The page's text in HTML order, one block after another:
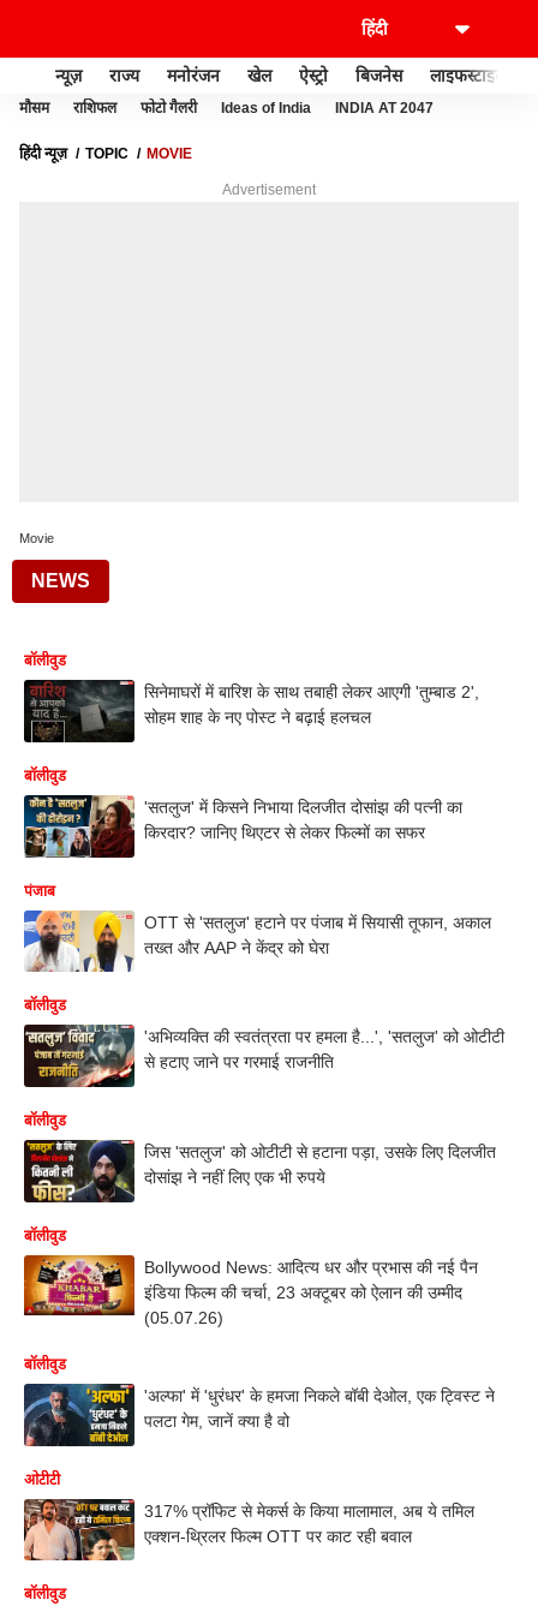
न्यूज़ राज्य मनोरंजन खेल ऐस्ट्रो बिजनेस लाइफस्टाइल
मौसम राशिफल फोटो गैलरी Ideas of India INDIA AT 2047
हिंदी न्यूज़ TOPIC MOVIE
Advertisement
Movie
NEWS
बॉलीवुड
सिनेमाघरों में बारिश के साथ तबाही लेकर आएगी 'तुम्बाड 2',
सोहम शाह के नए पोस्ट ने बढ़ाई हलचल
बॉलीवुड
'सतलुज' में किसने निभाया दिलजीत दोसांझ की पत्नी का
किरदार? जानिए थिएटर से लेकर फिल्मों का सफर
पंजाब
OTT से 'सतलुज' हटाने पर पंजाब में सियासी तूफान, अकाल
तख्त और AAP ने केंद्र को घेरा
बॉलीवुड
'अभिव्यक्ति की स्वतंत्रता पर हमला है...', 'सतलुज' को ओटीटी
से हटाए जाने पर गरमाई राजनीति
बॉलीवुड
जिस 'सतलुज' को ओटीटी से हटाना पड़ा, उसके लिए दिलजीत
दोसांझ ने नहीं लिए एक भी रुपये
बॉलीवुड
Bollywood News: आदित्य धर और प्रभास की नई पैन
इंडिया फिल्म की चर्चा, 23 अक्टूबर को ऐलान की उम्मीद
(05.07.26)
बॉलीवुड
'अल्फा' में 'धुरंधर' के हमजा निकले बॉबी देओल, एक ट्विस्ट ने
पलटा गेम, जानें क्या है वो
ओटीटी
317% प्रॉफिट से मेकर्स के किया मालामाल, अब ये तमिल
एक्शन-थ्रिलर फिल्म OTT पर काट रही बवाल
बॉलीवुड